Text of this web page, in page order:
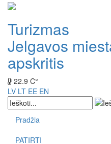
Turizmas
Jelgavos
apskritis
22.9 C°
LV LT EE EN
Pradžia
PATIRTI